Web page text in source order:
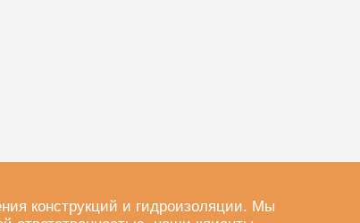
конструкций и гидроизоляции. Мы